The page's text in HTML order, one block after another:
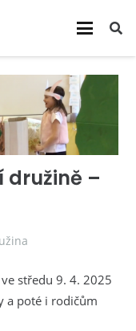
družině –
středu 9. 4. 2025
a poté i rodičům